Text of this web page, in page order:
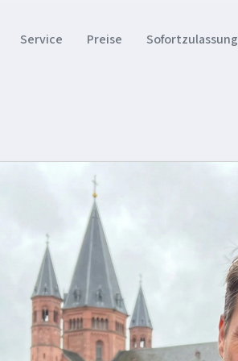
Service Preise Sofortzulassung